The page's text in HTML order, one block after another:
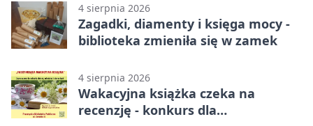
4 sierpnia 2026
Zagadki, diamenty i księga mocy -
biblioteka zmieniła się w zamek
4 sierpnia 2026
Wakacyjna książka czeka na
recenzję - konkurs dla